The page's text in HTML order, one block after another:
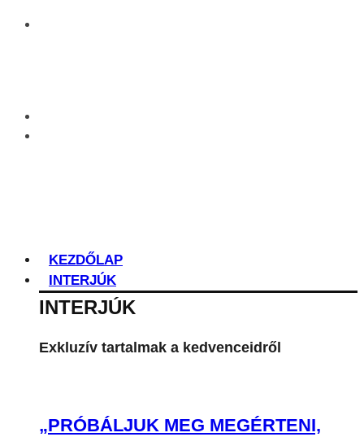
KEZDŐLAP
INTERJÚK
INTERJÚK
Exkluzív tartalmak a kedvenceidről
„PRÓBÁLJUK MEG MEGÉRTENI,